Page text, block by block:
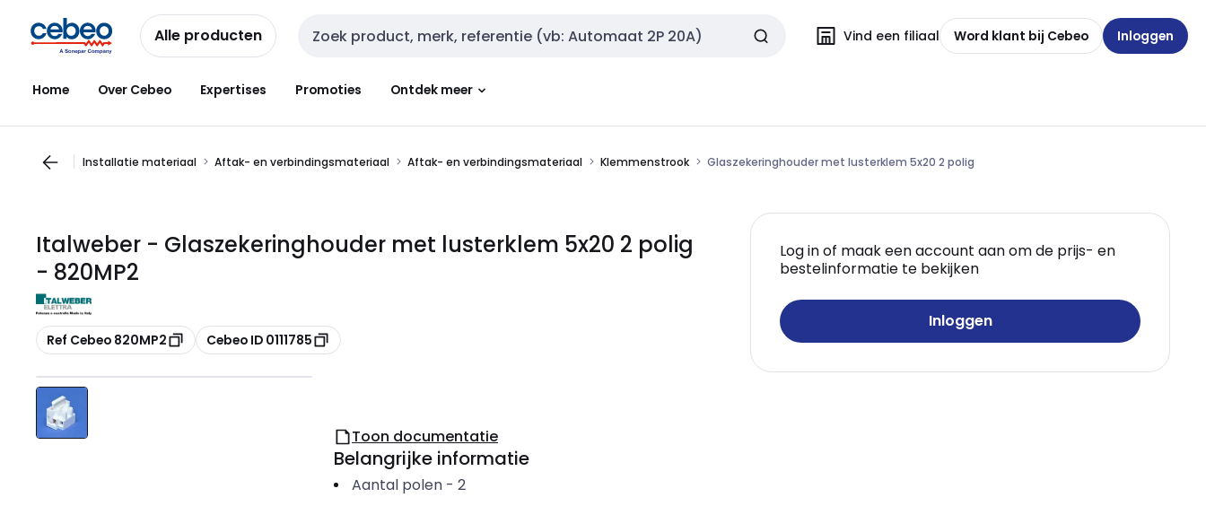
naar
navigatie
naar
inhoud
Alle producten Zoekveld invoer Vind een filiaal Word klant bij Cebeo Inloggen
Home Over Cebeo Expertises Promoties Ontdek meer
Installatie materiaal Aftak- en verbindingsmateriaal Aftak- en verbindingsmateriaal Klemmenstrook Glaszekeringhouder met lusterklem 5x20 2 polig
Italweber - Glaszekeringhouder met lusterklem 5x20 2 polig
- 820MP2
Kopiëren
Ref Cebeo 820MP2 Kopiëren
Cebeo ID 0111785
Log in of maak een account aan om de prijs- en
bestelinformatie te bekijken
Inloggen
Toon documentatie
Belangrijke informatie
Aantal polen- 2